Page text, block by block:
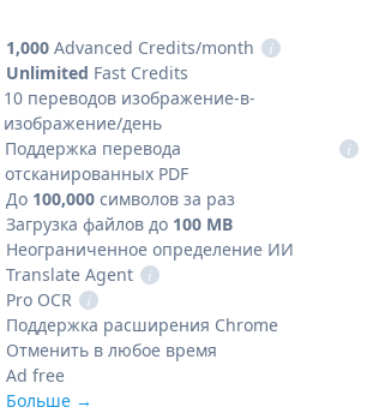
1,000 Advanced Credits/month
i
Unlimited Fast Credits
10 переводов изображение-в-
изображение/день
Поддержка перевода
отсканированных PDF
i
До 100,000 символов за раз
Загрузка файлов до 100 MB
Неограниченное определение ИИ
Translate Agent
i
Pro OCR
i
Поддержка расширения Chrome
Отменить в любое время
Ad free
Больше →